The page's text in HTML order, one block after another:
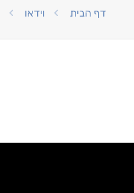
דף הבית וידאו